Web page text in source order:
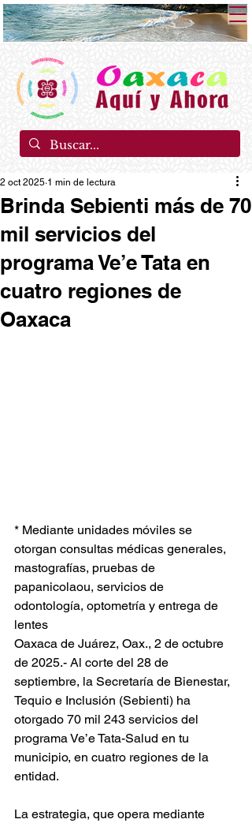
Brinda Sebienti más de 70
mil servicios del
programa Ve’e Tata en
cuatro regiones de
Oaxaca
2 oct 2025 1 min de lectura
* Mediante unidades móviles se
otorgan consultas médicas generales,
mastografías, pruebas de
papanicolaou, servicios de
odontología, optometría y entrega de
lentes
Oaxaca de Juárez, Oax., 2 de octubre
de 2025.- Al corte del 28 de
septiembre, la Secretaría de Bienestar,
Tequio e Inclusión (Sebienti) ha
otorgado 70 mil 243 servicios del
programa Ve’e Tata-Salud en tu
municipio, en cuatro regiones de la
entidad.
La estrategia, que opera mediante